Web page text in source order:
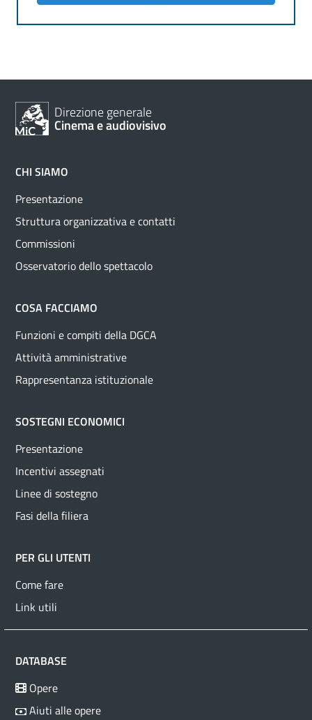
Direzione generale
Cinema e audiovisivo
CHI SIAMO
Presentazione
Struttura organizzativa e contatti
Commissioni
Osservatorio dello spettacolo
COSA FACCIAMO
Funzioni e compiti della DGCA
Attività amministrative
Rappresentanza istituzionale
SOSTEGNI ECONOMICI
Presentazione
Incentivi assegnati
Linee di sostegno
Fasi della filiera
PER GLI UTENTI
Come fare
Link utili
DATABASE
Opere
Aiuti alle opere